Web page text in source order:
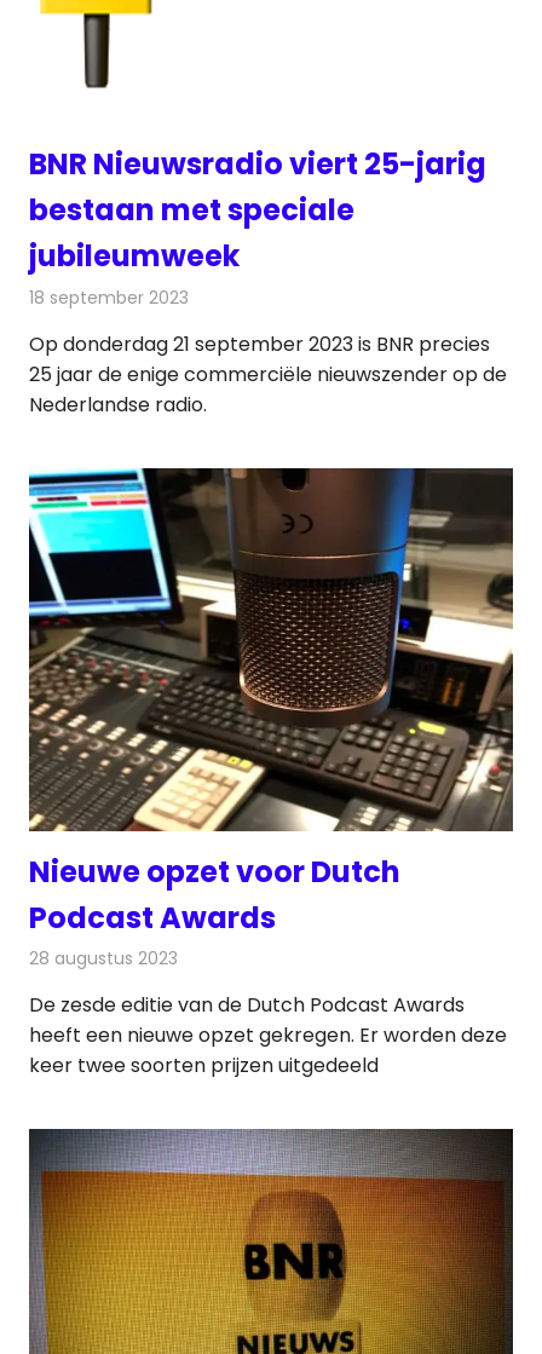
BNR Nieuwsradio viert 25-jarig
bestaan met speciale
jubileumweek
18 september 2023
Op donderdag 21 september 2023 is BNR precies
25 jaar de enige commerciële nieuwszender op de
Nederlandse radio.
Nieuwe opzet voor Dutch
Podcast Awards
28 augustus 2023
De zesde editie van de Dutch Podcast Awards
heeft een nieuwe opzet gekregen. Er worden deze
keer twee soorten prijzen uitgedeeld